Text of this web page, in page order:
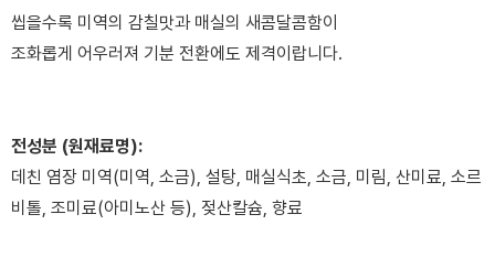
씹을수록 미역의 감칠맛과 매실의 새콤달콤함이
조화롭게 어우러져 기분 전환에도 제격이랍니다.
전성분 (원재료명):
데친 염장 미역(미역, 소금), 설탕, 매실식초, 소금, 미림, 산미료, 소르
비톨, 조미료(아미노산 등), 젖산칼슘, 향료